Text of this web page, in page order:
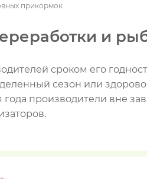
прикормок
и
сроком его
сезон или
производители вне